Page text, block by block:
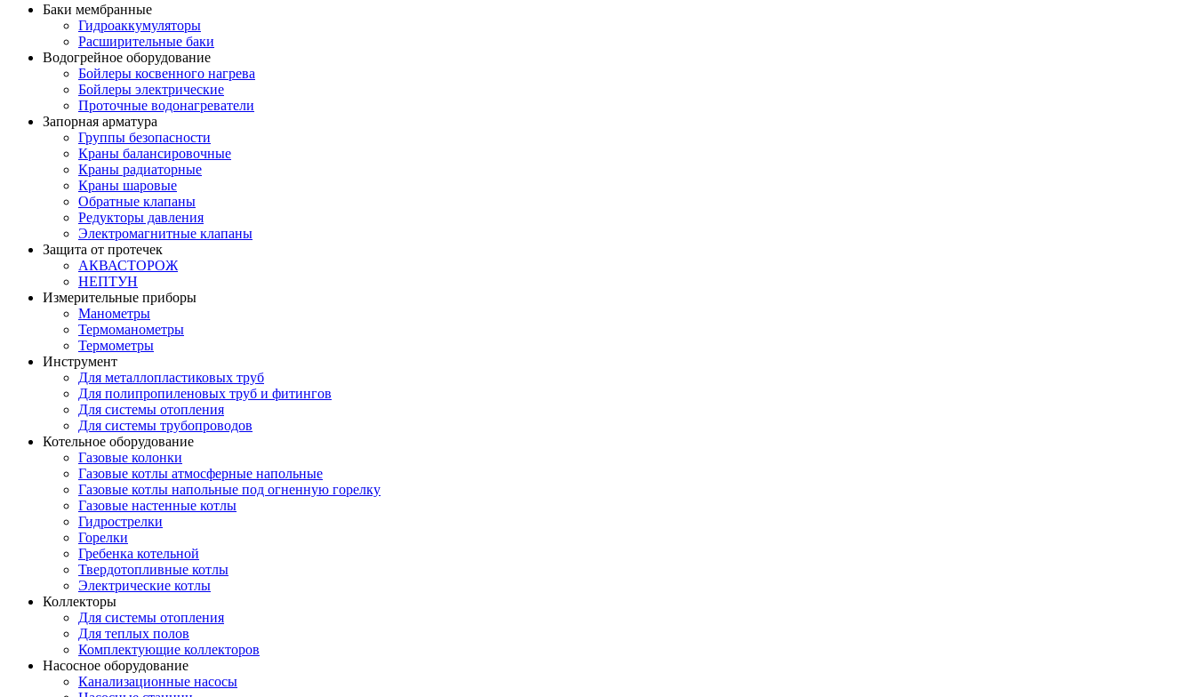
Баки мембранные
Гидроаккумуляторы
Расширительные баки
Водогрейное оборудование
Бойлеры косвенного нагрева
Бойлеры электрические
Проточные водонагреватели
Запорная арматура
Группы безопасности
Краны балансировочные
Краны радиаторные
Краны шаровые
Обратные клапаны
Редукторы давления
Электромагнитные клапаны
Защита от протечек
АКВАСТОРОЖ
НЕПТУН
Измерительные приборы
Манометры
Термоманометры
Термометры
Инструмент
Для металлопластиковых труб
Для полипропиленовых труб и фитингов
Для системы отопления
Для системы трубопроводов
Котельное оборудование
Газовые колонки
Газовые котлы атмосферные напольные
Газовые котлы напольные под огненную горелку
Газовые настенные котлы
Гидрострелки
Горелки
Гребенка котельной
Твердотопливные котлы
Электрические котлы
Коллекторы
Для системы отопления
Для теплых полов
Комплектующие коллекторов
Насосное оборудование
Канализационные насосы